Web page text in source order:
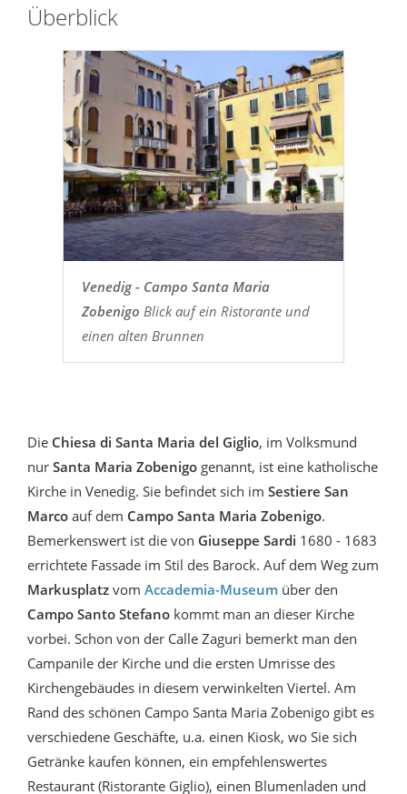
Überblick
Venedig - Campo Santa Maria
Zobenigo Blick auf ein Ristorante und
einen alten Brunnen
Die Chiesa di Santa Maria del Giglio, im Volksmund
nur Santa Maria Zobenigo genannt, ist eine katholische
Kirche in Venedig. Sie befindet sich im Sestiere San
Marco auf dem Campo Santa Maria Zobenigo.
Bemerkenswert ist die von Giuseppe Sardi 1680 - 1683
errichtete Fassade im Stil des Barock. Auf dem Weg zum
Markusplatz vom Accademia-Museum über den
Campo Santo Stefano kommt man an dieser Kirche
vorbei. Schon von der Calle Zaguri bemerkt man den
Campanile der Kirche und die ersten Umrisse des
Kirchengebäudes in diesem verwinkelten Viertel. Am
Rand des schönen Campo Santa Maria Zobenigo gibt es
verschiedene Geschäfte, u.a. einen Kiosk, wo Sie sich
Getränke kaufen können, ein empfehlenswertes
Restaurant (Ristorante Giglio), einen Blumenladen und